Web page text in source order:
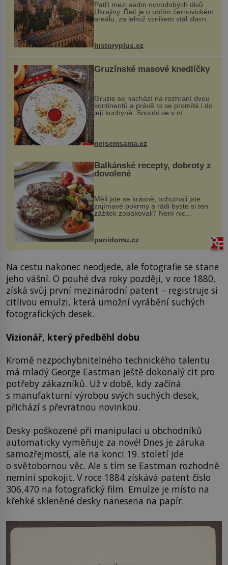
Patří mezi sedm novodobých divů
Ukrajiny. Řeč je o obřím černovickém
areálu, za jehož vznikem stál slavný
český architekt Josef Hlávka. Ten si
na něm dal mimořádně záležet. Jeho
stavební plány by při ...
historyplus.cz
Gruzínské masové knedlíčky
Gruzie se nachází na rozhraní dvou
kontinentů a právě to se promítá i do
její kuchyně. Snoubí se v ní
evropské a asijské chutě a díky tomu
vznikají rozmanité a chuťově bohaté
pokrmy, které rozhodně st...
nejsemsama.cz
Balkánské recepty, dobroty z
dovolené
Měli jste se krásně, ochutnali jste
zajímavé pokrmy a rádi byste si ten
zážitek zopakovali? Není nic
snazšího. Pljeskavica (10 porcí)
Možná jste ji ochutnali na dovolené v
panidomu.cz
Na cestu nakonec neodjede, ale fotografie se stane
jeho vášní. O pouhé dva roky později, v roce 1880,
získá svůj první mezinárodní patent – registruje si
citlivou emulzi, která umožní vyrábění suchých
fotografických desek.
Vizionář, který předběhl dobu
Kromě nezpochybnitelného technického talentu
má mladý George Eastman ještě dokonalý cit pro
potřeby zákazníků. Už v době, kdy začíná
s manufakturní výrobou svých suchých desek,
přichází s převratnou novinkou.
Desky poškozené při manipulaci u obchodníků
automaticky vyměňuje za nové! Dnes je záruka
samozřejmostí, ale na konci 19. století jde
o světobornou věc. Ale s tím se Eastman rozhodně
nemíní spokojit. V roce 1884 získává patent číslo
306,470 na fotografický film. Emulze je místo na
křehké skleněné desky nanesena na papír.